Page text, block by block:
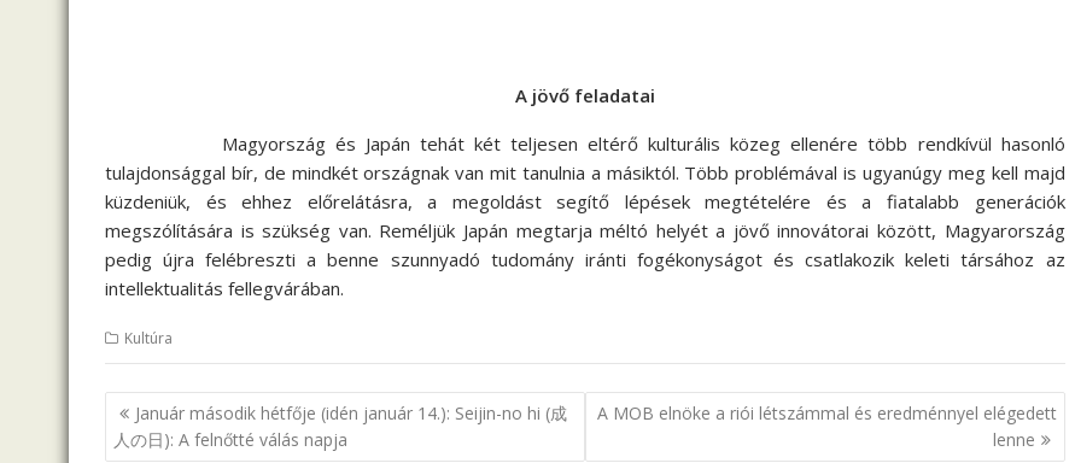
A jövő feladatai
Magyország és Japán tehát két teljesen eltérő kulturális közeg ellenére több rendkívül hasonló
tulajdonsággal bír, de mindkét országnak van mit tanulnia a másiktól. Több problémával is ugyanúgy meg kell majd
küzdeniük, és ehhez előrelátásra, a megoldást segítő lépések megtételére és a fiatalabb generációk
megszólítására is szükség van. Reméljük Japán megtarja méltó helyét a jövő innovátorai között, Magyarország
pedig újra felébreszti a benne szunnyadó tudomány iránti fogékonyságot és csatlakozik keleti társához az
intellektualitás fellegvárában.
Kultúra
B
e
Január második hétfője (idén január 14.): Seijin-no hi (成
人の日): A felnőtté válás napja
A MOB elnöke a riói létszámmal és eredménnyel elégedett
lenne